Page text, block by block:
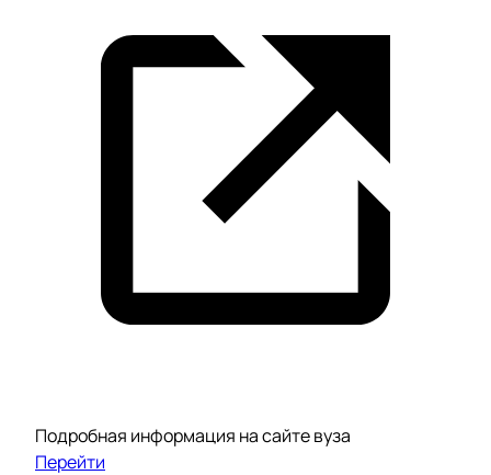
Подробная информация на сайте вуза
Перейти